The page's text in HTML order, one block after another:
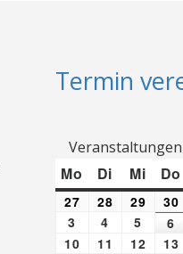
Termin
Mo Montag
Di Dienstag
Mi Do
27 Juli
2026
28 Juli
2026
29 Juli
2026
30
3 August
3,
4 August
4,
5 August
5,
6
6,
10 August
11 August
12 August
13